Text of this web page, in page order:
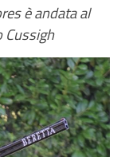
è andata al
Cussigh